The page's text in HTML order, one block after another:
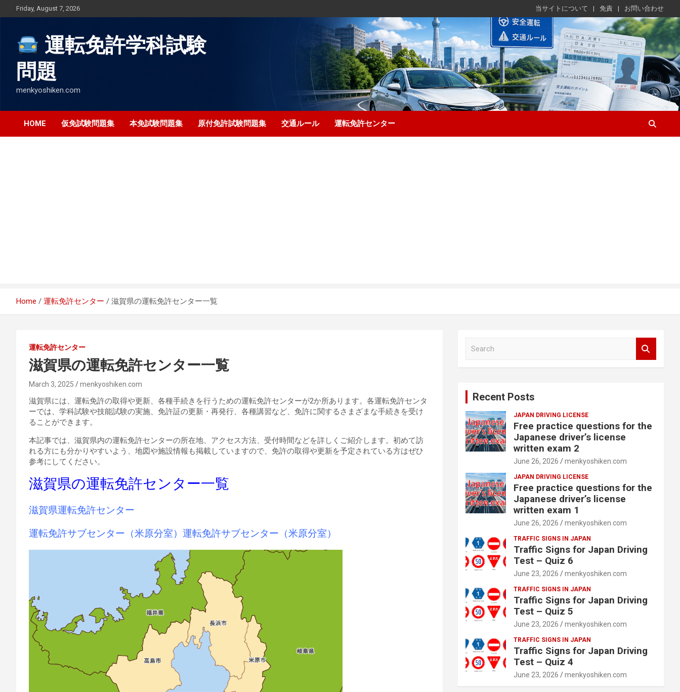
to
Friday, August 7, 2026 当サイトについて 免責 お問い合わせ
運転免許学科試験
問題
menkyoshiken.com
HOME 仮免試験問題集 本免試験問題集 原付免許試験問題集 交通ルール 運転免許センター
Home 運転免許センター 滋賀県の運転免許センター一覧
運転免許センター
滋賀県の運転免許センター一覧
March 3, 2025 menkyoshiken.com
滋賀県には、運転免許の取得や更新、各種手続きを行うための運転免許センターが2か所あります。各運転免許センタ
ーでは、学科試験や技能試験の実施、免許証の更新・再発行、各種講習など、免許に関するさまざまな手続きを受け
ることができます。
本記事では、滋賀県内の運転免許センターの所在地、アクセス方法、受付時間などを詳しくご紹介します。初めて訪
れる方にも分かりやすいよう、地図や施設情報も掲載していますので、免許の取得や更新を予定されている方はぜひ
参考にしてください。
滋賀県の運転免許センター一覧
滋賀県運転免許センター
運転免許サブセンター（米原分室）運転免許サブセンター（米原分室）
Recent Posts
JAPAN DRIVING LICENSE
Free practice questions for the
Japanese driver’s license
written exam 2
June 26, 2026 menkyoshiken.com
JAPAN DRIVING LICENSE
Free practice questions for the
Japanese driver’s license
written exam 1
June 26, 2026 menkyoshiken.com
TRAFFIC SIGNS IN JAPAN
Traffic Signs for Japan Driving
Test – Quiz 6
June 23, 2026 menkyoshiken.com
TRAFFIC SIGNS IN JAPAN
Traffic Signs for Japan Driving
Test – Quiz 5
June 23, 2026 menkyoshiken.com
TRAFFIC SIGNS IN JAPAN
Traffic Signs for Japan Driving
Test – Quiz 4
June 23, 2026 menkyoshiken.com